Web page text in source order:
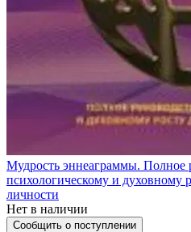
Мудрость эннеаграммы. Полное
психологическому и духовному
личности
Нет в наличии
Сообщить о поступлении